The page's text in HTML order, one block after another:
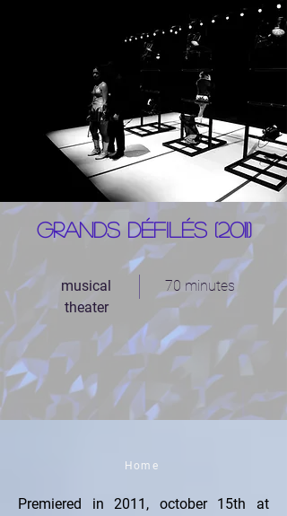
Grands défilés (2011)
musical
theater
70 minutes
Home
Premiered in 2011, october 15th at